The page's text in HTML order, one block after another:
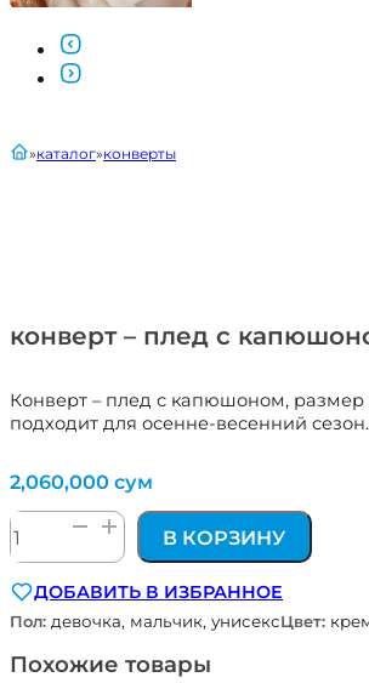
конверт – плед с
Конверт – плед с капюшоном, размер
подходит для осенне-весенний
главнаякаталог конверты
2,060,000 сум
Количество
товара
-
плед
капюшоном
В КОРЗИНУ
ДОБАВИТЬ В ИЗБРАННОЕ
Пол: девочка, мальчик, унисексЦвет:
Похожие товары